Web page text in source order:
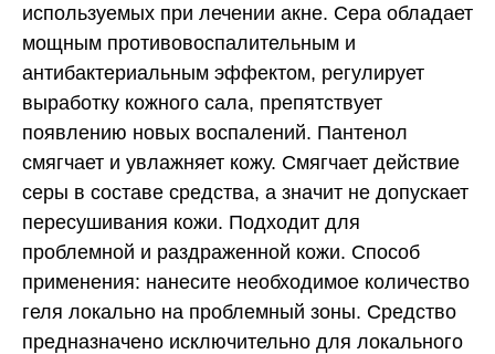
используемых при лечении акне. Сера обладает
мощным противовоспалительным и
антибактериальным эффектом, регулирует
выработку кожного сала, препятствует
появлению новых воспалений. Пантенол
смягчает и увлажняет кожу. Смягчает действие
серы в составе средства, а значит не допускает
пересушивания кожи. Подходит для
проблемной и раздраженной кожи. Способ
применения: нанесите необходимое количество
геля локально на проблемный зоны. Средство
предназначено исключительно для локального